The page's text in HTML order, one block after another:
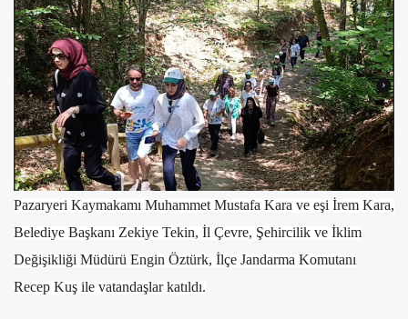
Pazaryeri Kaymakamı Muhammet Mustafa Kara ve eşi İrem Kara,
Belediye Başkanı Zekiye Tekin, İl Çevre, Şehircilik ve İklim
Değişikliği Müdürü Engin Öztürk, İlçe Jandarma Komutanı
Recep Kuş ile vatandaşlar katıldı.